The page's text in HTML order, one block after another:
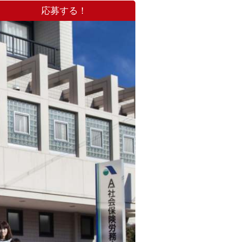
応募する！